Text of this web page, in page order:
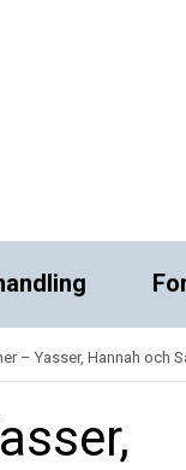
– Yasser, Hannah och